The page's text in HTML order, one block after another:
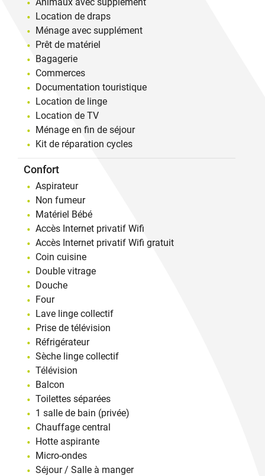
Location de draps
Ménage avec supplément
Prêt de matériel
Bagagerie
Commerces
Documentation touristique
Location de linge
Location de TV
Ménage en fin de séjour
Kit de réparation cycles
Confort
Aspirateur
Non fumeur
Matériel Bébé
Accès Internet privatif Wifi
Accès Internet privatif Wifi gratuit
Coin cuisine
Double vitrage
Douche
Four
Lave linge collectif
Prise de télévision
Réfrigérateur
Sèche linge collectif
Télévision
Balcon
Toilettes séparées
1 salle de bain (privée)
Chauffage central
Hotte aspirante
Micro-ondes
Séjour / Salle à manger